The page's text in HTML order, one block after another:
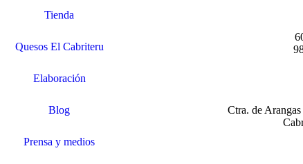
Tienda
Quesos El Cabriteru
Elaboración
Blog
Prensa y medios
Ctra. de